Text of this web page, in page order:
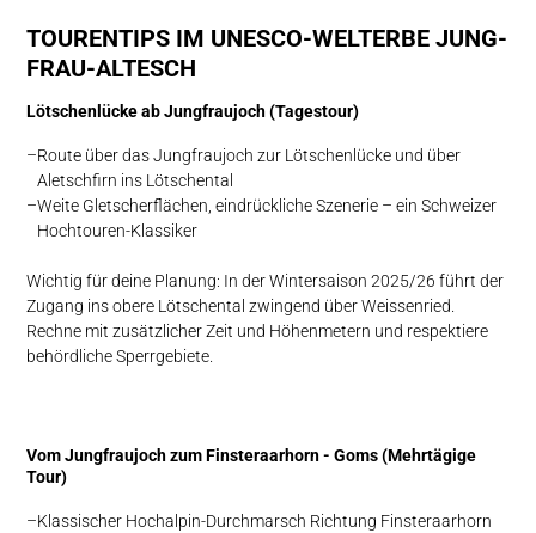
TOUREN­TIPS IM UNESCO-WELT­ERBE JUNG­
FRAU-ALTESCH
Lötschen­lücke ab Jung­fraujoch (Tagestour)
Route über das Jungfraujoch zur Lötschenlücke und über
Aletschfirn ins Lötschental
Weite Gletscherflächen, eindrückliche Szenerie – ein Schweizer
Hochtouren-Klassiker
Wichtig für deine Planung: In der Wintersaison 2025/26 führt der
Zugang ins obere Lötschental zwingend über Weissenried.
Rechne mit zusätzlicher Zeit und Höhenmetern und respektiere
behördliche Sperrgebiete.
Vom Jung­fraujoch zum Finster­aarhorn - Goms (Mehrtägige
Tour)
Klassischer Hochalpin-Durchmarsch Richtung Finsteraarhorn